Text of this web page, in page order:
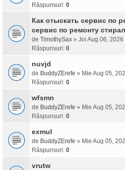
Răspunsuri: 0
Как отыскать сервис по
сервис по ремонту
de TimothySax » Joi Aug 06, 2026
Răspunsuri: 0
nuvjd
de BuddyZErefe » Mie Aug 05,
Răspunsuri: 0
wfsmn
de BuddyZErefe » Mie Aug 05,
Răspunsuri: 0
exmul
de BuddyZErefe » Mie Aug 05,
Răspunsuri: 0
vrutw